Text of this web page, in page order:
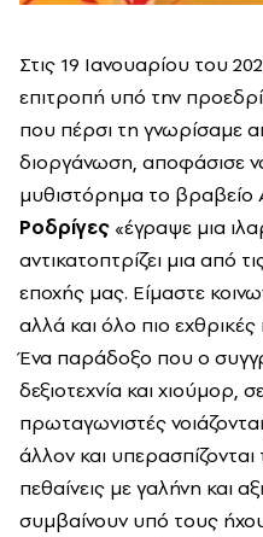
Στις 19 Ιανουαρίου του
επιτροπή υπό την
που πέρσι τη γνωρίσαμε
διοργάνωση, αποφάσισε
μυθιστόρημα το
Ροδρίγες «έγραψε μια
αντικατοπτρίζει μια από
εποχής μας. Είμαστε
αλλά και όλο πιο
Ένα παράδοξο που ο
δεξιοτεχνία και χιούμορ,
πρωταγωνιστές
άλλον και
πεθαίνεις με γαλήνη και
συμβαίνουν υπό τους